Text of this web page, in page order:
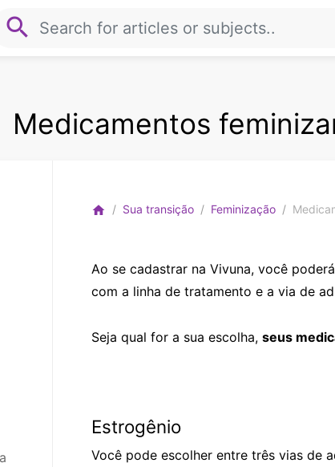
search
Medicamentos
home Sua transição Feminização
Ao se cadastrar na Vivuna, você
com a linha de tratamento e a via de
Seja qual for a sua escolha, seus
Estrogênio
Você pode escolher entre três vias de